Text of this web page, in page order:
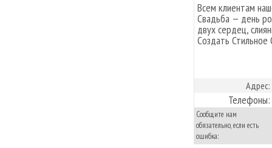
Всем клиентам
Свадьба — день
двух сердец,
Создать Стильное
Адрес:
Телефоны:
Сообщите нам
обязательно, если есть
ошибка: